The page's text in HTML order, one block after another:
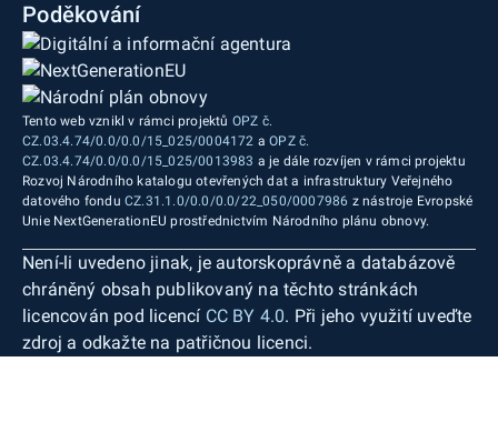
Poděkování
Tento web vznikl v rámci projektů OPZ č.
CZ.03.4.74/0.0/0.0/15_025/0004172 aOPZ č.
CZ.03.4.74/0.0/0.0/15_025/0013983 a je dále rozvíjen v rámci projektu
Rozvoj Národního katalogu otevřených dat a infrastruktury Veřejného
datového fondu CZ.31.1.0/0.0/0.0/22_050/0007986 z nástroje Evropské
Unie NextGenerationEU prostřednictvím Národního plánu obnovy.
Není-li uvedeno jinak, je autorskoprávně a databázově
chráněný obsah publikovaný na těchto stránkách
licencován pod licencí CC BY 4.0. Při jeho využití uveďte
zdroj a odkažte na patřičnou licenci.